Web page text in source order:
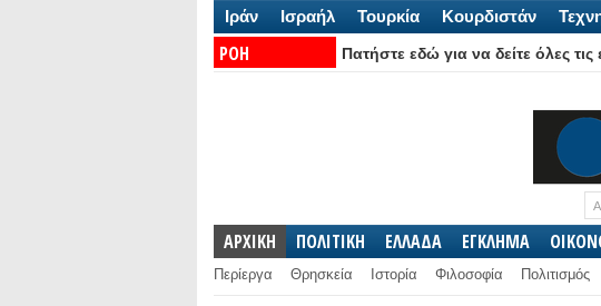
Ιράν Ισραήλ Τουρκία Κουρδιστάν
ΡΟΗ
Πατήστε εδώ για να δείτε όλες
ΑΡΧΙΚΗ ΠΟΛΙΤΙΚΗ ΕΛΛΑΔΑ ΕΓΚΛΗΜΑ
Περίεργα Θρησκεία Ιστορία Φιλοσοφία Πολιτισμός